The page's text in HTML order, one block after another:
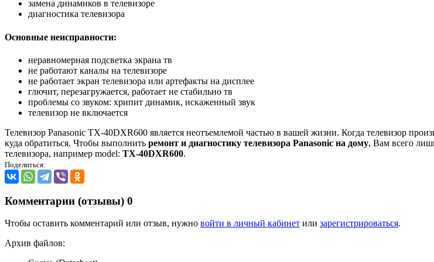
замена динамиков в телевизоре
диагностика телевизора
Основные неисправности:
неравномерная подсветка экрана тв
не работают каналы на телевизоре
не работает экран телевизора или артефакты на дисплее
глючит, перезагружается, работает не стабильно тв
проблемы со звуком: хрипит динамик, искаженный звук
телевизор не включается
Телевизор Panasonic TX-40DXR600 является неотъемлемой частью в вашей жизни. Когда телевизор
куда обратиться. Чтобы выполнить ремонт и диагностику телевизора Panasonic на дому, Вам всего
телевизора, например model: TX-40DXR600.
Поделиться:
Комментарии (отзывы) 0
Чтобы оставить комментарий или отзыв, нужно войти в личный кабинет или зарегистрироваться.
Архив файлов: